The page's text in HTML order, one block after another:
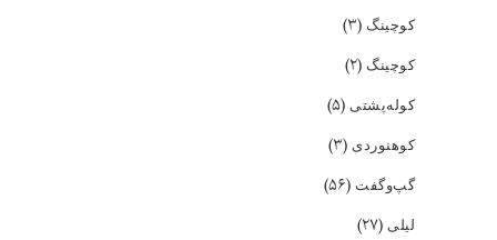
کوچینگ (۳)
کوچینگ (۲)
کوله‌پشتی (۵)
کوهنوردی (۳)
گپ‌و‌گفت (۵۶)
لیلی (۲۷)